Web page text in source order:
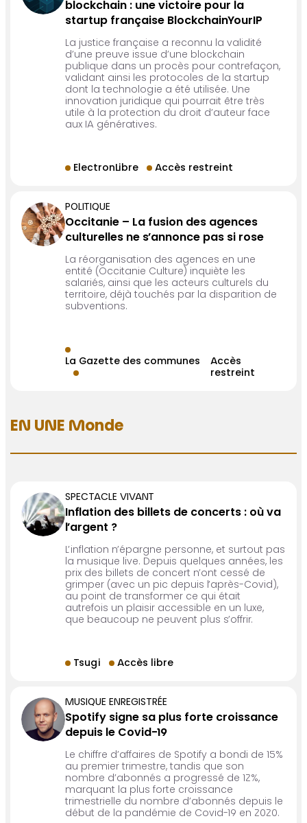
blockchain : une victoire pour la
startup française BlockchainYourIP
La justice française a reconnu la validité
d’une preuve issue d’une blockchain
publique dans un procès pour contrefaçon,
validant ainsi les protocoles de la startup
dont la technologie a été utilisée. Une
innovation juridique qui pourrait être très
utile à la protection du droit d’auteur face
aux IA génératives.
ElectronLibre Accès restreint
POLITIQUE
Occitanie – La fusion des agences
culturelles ne s’annonce pas si rose
La réorganisation des agences en une
entité (Occitanie Culture) inquiète les
salariés, ainsi que les acteurs culturels du
territoire, déjà touchés par la disparition de
subventions.
La Gazette des communes
Accès
restreint
EN UNE Monde
SPECTACLE VIVANT
Inflation des billets de concerts : où va
l’argent ?
L’inflation n’épargne personne, et surtout pas
la musique live. Depuis quelques années, les
prix des billets de concert n’ont cessé de
grimper (avec un pic depuis l’après-Covid),
au point de transformer ce qui était
autrefois un plaisir accessible en un luxe,
que beaucoup ne peuvent plus s’offrir.
Tsugi Accès libre
MUSIQUE ENREGISTRÉE
Spotify signe sa plus forte croissance
depuis le Covid-19
Le chiffre d’affaires de Spotify a bondi de 15%
au premier trimestre, tandis que son
nombre d’abonnés a progressé de 12%,
marquant la plus forte croissance
trimestrielle du nombre d’abonnés depuis le
début de la pandémie de Covid-19 en 2020.